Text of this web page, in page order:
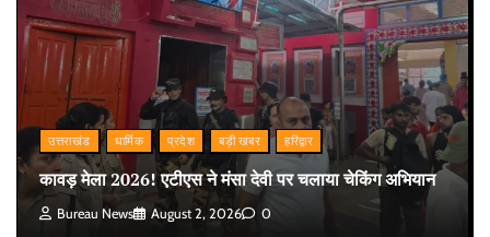
उत्तराखंड धार्मिक प्रदेश बड़ी खबर हरिद्वार
कावड़ मेला 2026! एटीएस ने मंसा देवी पर चलाया चेकिंग अभियान
Bureau News August 2, 2026 0